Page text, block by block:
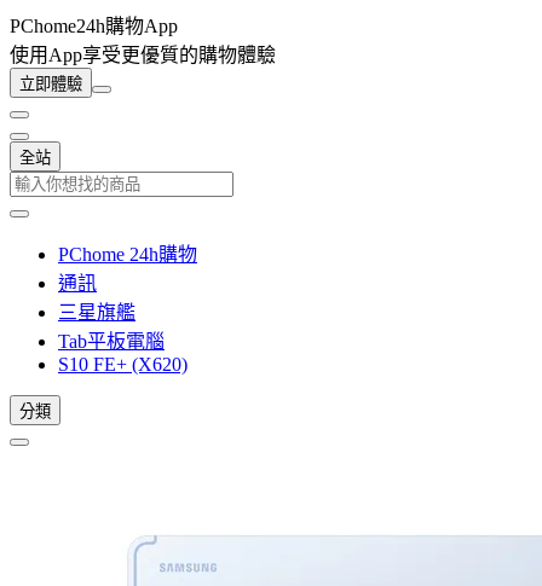
PChome24h購物App
使用App享受更優質的購物體驗
立即體驗
全站
PChome 24h購物
通訊
三星旗艦
Tab平板電腦
S10 FE+ (X620)
分類